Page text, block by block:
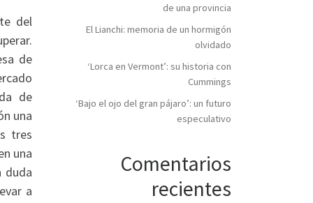
del
de
de
una
tres
una
duda
a
de una provincia
El Lianchi: memoria de un hormigón
olvidado
‘Lorca en Vermont’: su historia con
Cummings
‘Bajo el ojo del gran pájaro’: un futuro
especulativo
Comentarios
recientes